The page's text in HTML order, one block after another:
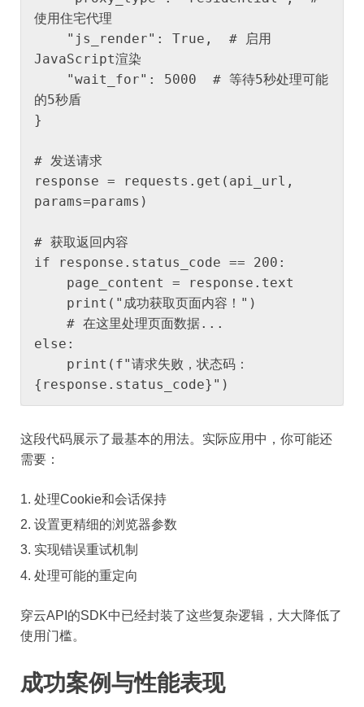
使用住宅代理
JavaScript渲染
的5秒盾
}
# 发送请求
response = requests.get(api_url,
params=params)
# 获取返回内容
if response.status_code == 200:
else:
{response.status_code}")
这段代码展示了最基本的用法。实际应用中，你可能还
需要：
处理Cookie和会话保持
设置更精细的浏览器参数
实现错误重试机制
处理可能的重定向
穿云API的SDK中已经封装了这些复杂逻辑，大大降低了
使用门槛。
成功案例与性能表现